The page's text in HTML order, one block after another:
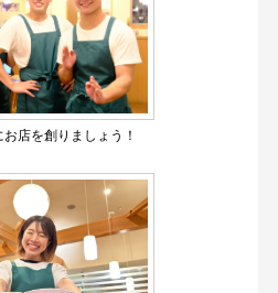
店を創りましょう！